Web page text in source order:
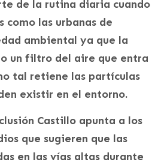
de la rutina diaria cuando
como las urbanas de
ambiental ya que la
un filtro del aire que entra
tal retiene las partículas
existir en el entorno.
Castillo apunta a los
que sugieren que las
en las vías altas durante